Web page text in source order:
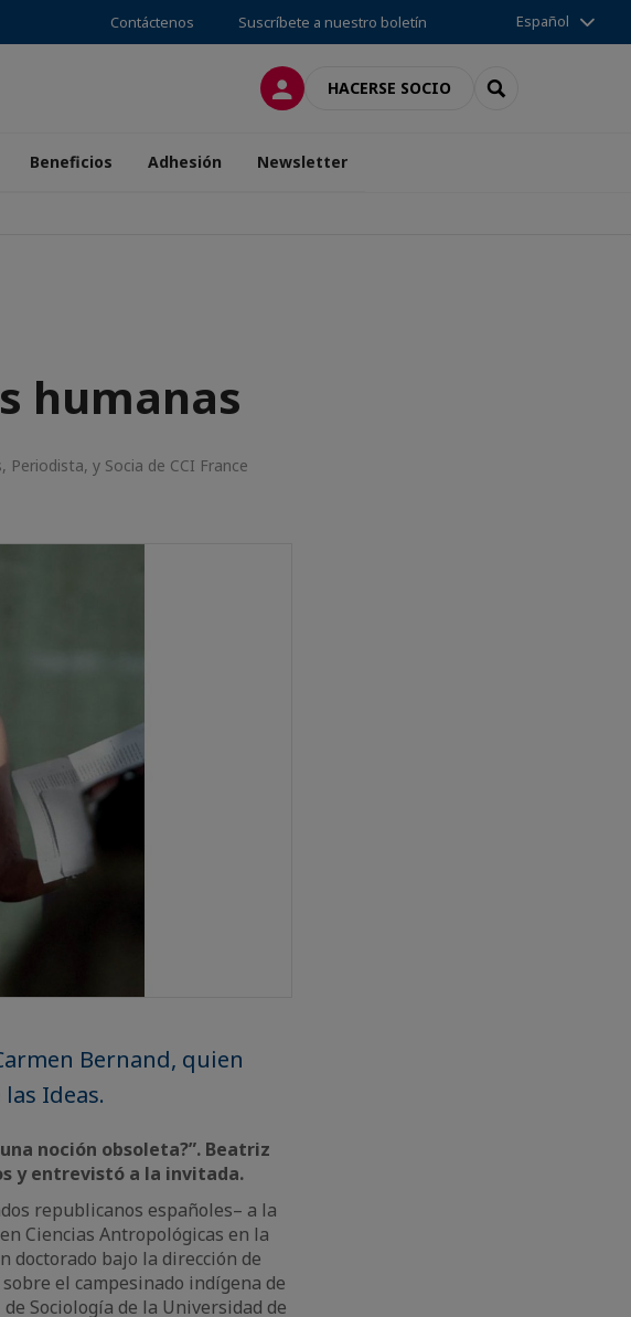
Contáctenos Suscríbete a nuestro boletín Español
CONECTARSE
HACERSE SOCIO SEARCH
Beneficios Adhesión Newsletter
humanas
y Socia de CCI France
Bernand, quien
Ideas.
noción obsoleta?”. Beatriz
y entrevistó a la invitada.
republicanos españoles– a la
Ciencias Antropológicas en la
doctorado bajo la dirección de
el campesinado indígena de
Sociología de la Universidad de